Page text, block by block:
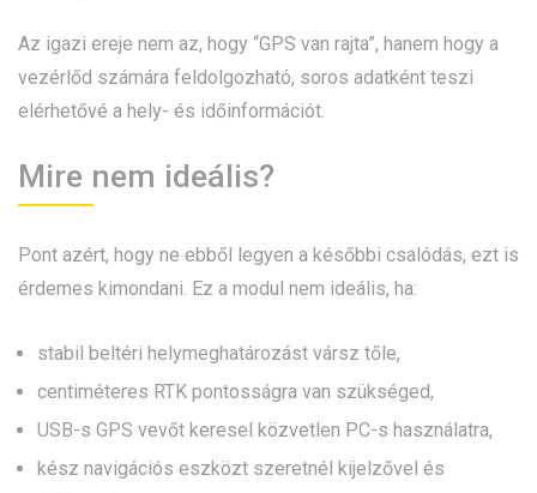
Az igazi ereje nem az, hogy “GPS van rajta”, hanem hogy a
vezérlőd számára feldolgozható, soros adatként teszi
elérhetővé a hely- és időinformációt.
Mire nem ideális?
Pont azért, hogy ne ebből legyen a későbbi csalódás, ezt is
érdemes kimondani. Ez a modul nem ideális, ha:
stabil beltéri helymeghatározást vársz tőle,
centiméteres RTK pontosságra van szükséged,
USB-s GPS vevőt keresel közvetlen PC-s használatra,
kész navigációs eszközt szeretnél kijelzővel és